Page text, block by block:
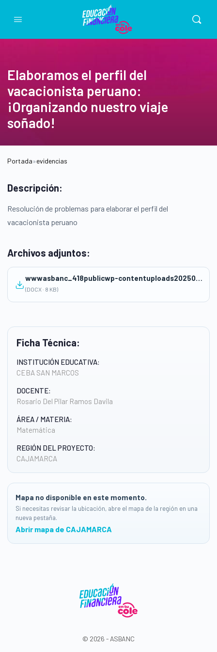
Elaboramos el perfil del
vacacionista peruano:
¡Organizando nuestro viaje
soñado!
Portada»evidencias
Ficha Técnica:
INSTITUCIÓN EDUCATIVA:
CEBA SAN MARCOS
DOCENTE:
Rosario Del Pilar Ramos Davila
ÁREA / MATERIA:
Matemática
REGIÓN DEL PROYECTO:
CAJAMARCA
Mapa no disponible en este momento.
Si necesitas revisar la ubicación, abre el mapa de la región en una
nueva pestaña.
Abrir mapa de CAJAMARCA
Descripción:
Resolución de problemas para elaborar el perfil del
vacacionista peruano
Archivos adjuntos:
wwwasbanc_418publicwp-contentuploads202506Rosario-del-Pilar-Ramos-Davila-12_08-pm.docx
(DOCX · 8 KB)
© 2026 - ASBANC